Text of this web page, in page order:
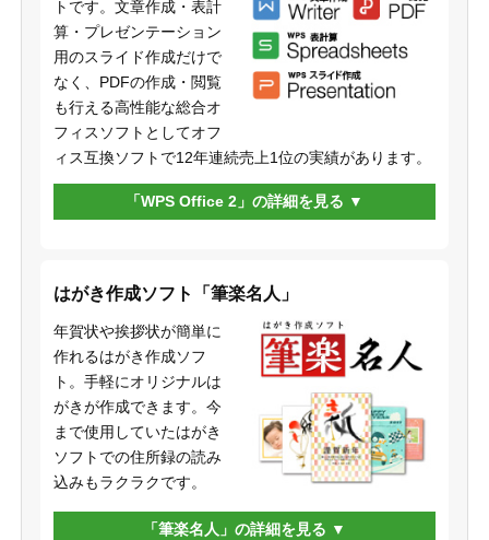
トです。文章作成・表計
算・プレゼンテーション
用のスライド作成だけで
なく、PDFの作成・閲覧
も行える高性能な総合オ
フィスソフトとしてオフ
ィス互換ソフトで12年連続売上1位の実績があります。
「WPS Office 2」の詳細を見る
はがき作成ソフト「筆楽名人」
年賀状や挨拶状が簡単に
作れるはがき作成ソフ
ト。手軽にオリジナルは
がきが作成できます。今
まで使用していたはがき
ソフトでの住所録の読み
込みもラクラクです。
「筆楽名人」の詳細を見る